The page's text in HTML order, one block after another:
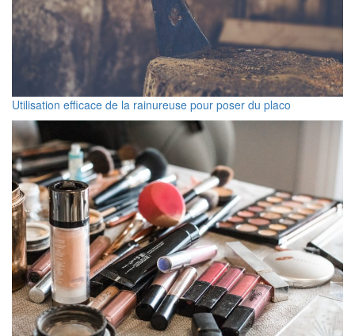
Utilisation efficace de la rainureuse pour poser du placo